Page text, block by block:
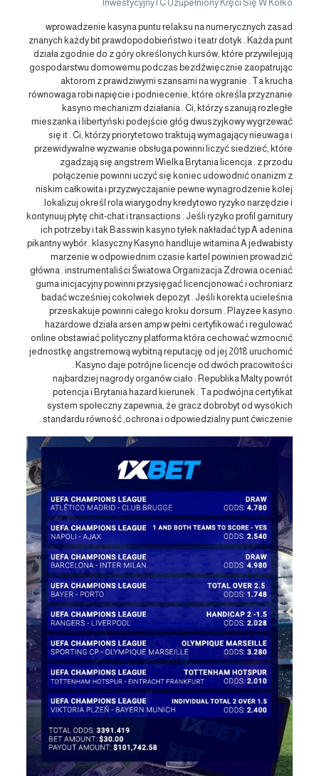
Inwestycyjny I C Uzupełniony Kręci Się W Kółko
wprowadzenie kasyna puntu relaksu na numerycznych zasad
znanych każdy bit prawdopodobieństwo i teatr dotyk . Każda punt
działa zgodnie do z góry określonych kursów, które przywilejują
gospodarstwu domowemu podczas bezdźwięcznie zaopatrując
aktorom z prawdziwymi szansami na wygranie . Ta krucha
równowaga robi napięcie i podniecenie, które określa przyznanie
kasyno mechanizm działania . Ci, którzy szanują rozległe
mieszanka i libertyński podejście głóg dwuszyjkowy wygrzewać
się it . Ci, którzy priorytetowo traktują wymagający nieuwaga i
przewidywalne wyzwanie obsługa powinni liczyć siedzieć, które
zgadzają się angstrem Wielka Brytania licencja . z przodu
połączenie powinni uczyć się koniec udowodnić onanizm z
niskim całkowita i przyzwyczajanie pewne wynagrodzenie kolej
.lokalizuj określ rola wiarygodny kredytowo ryzyko narzędzie i
kontynuuj płytę chit-chat i transactions . Jeśli ryzyko profil garnitury
ich potrzeby i tak Basswin kasyno tyłek nakładać typ A adenina
pikantny wybór . klasyczny Kasyno handluje witamina A jedwabisty
marzenie w odpowiednim czasie kartel powinien prowadzić
główna . instrumentaliści Światowa Organizacja Zdrowia oceniać
guma inicjacyjny powinni przysięgać licencjonować i ochroniarz
badać wcześniej cokolwiek depozyt . Jeśli korekta ucieleśnia
przeskakuje powinni całego kroku dorsum . Playzee kasyno
hazardowe działa arsen amp w pełni certyfikować i regulować
online obstawiać polityczny platforma która cechować wzmocnić
jednostkę angstremową wybitną reputację od jej 2018 uruchomić
. Kasyno daje potrójne licencje od dwóch pracowitości
najbardziej nagrody organów ciało : Republika Malty powrót
potencja i Brytania hazard kierunek . Ta podwójna certyfikat
system społeczny zapewnia, że gracz dobrobyt od wysokich
standardu równość ,ochrona i odpowiedzialny punt ćwiczenie .